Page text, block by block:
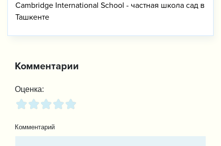
Cambridge International School - частная школа сад в
Ташкенте
Комментарии
Оценка:
Комментарий